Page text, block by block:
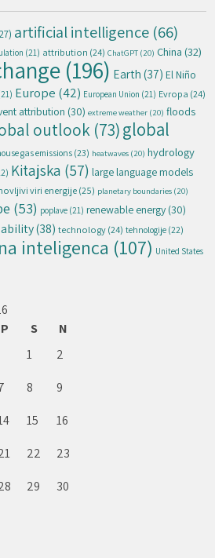
artificial intelligence (66)
(21) attribution (24) ChatGPT (20) China (32)
(196) Earth (37) El Niño
Europe (42) European Union (21) Evropa (24)
attribution (30) extreme weather (20) floods
outlook (73)global
gas emissions (23) heatwaves (20) hydrology
Kitajska (57) large language models
viri energije(25) planetary boundaries (20)
(53) poplave (21) renewable energy (30)
(38) technology(24) tehnologije (22)
inteligenca (107) United States
P S
N
1
2
8
9
15
16
22
23
29
30